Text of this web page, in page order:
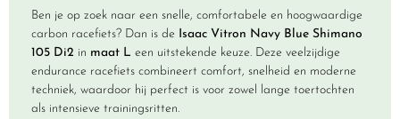
Ben je op zoek naar een snelle, comfortabele en hoogwaardige
carbon racefiets? Dan is de Isaac Vitron Navy Blue Shimano
105 Di2 in maat L een uitstekende keuze. Deze veelzijdige
endurance racefiets combineert comfort, snelheid en moderne
techniek, waardoor hij perfect is voor zowel lange toertochten
als intensieve trainingsritten.